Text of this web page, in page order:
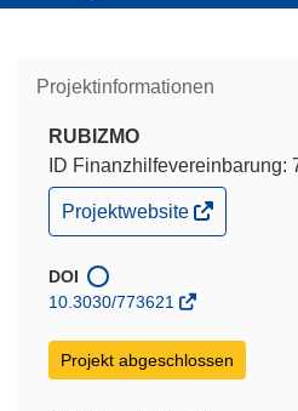
Projektinformationen
RUBIZMO
ID Finanzhilfevereinbarung:
(öffnet
in
Fenster)
Projektwebsite
DOI
10.3030/773621
Projekt abgeschlossen